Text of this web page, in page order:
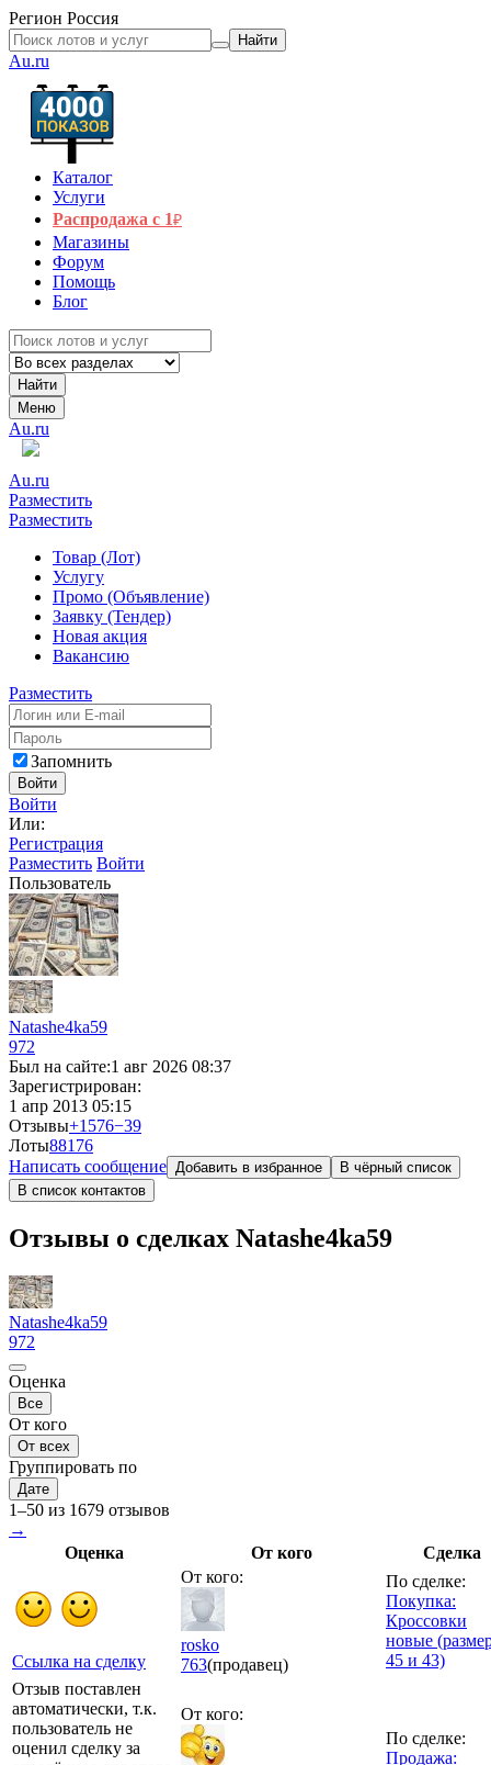
Регион Россия
Найти
Au.ru
Каталог
Услуги
Распродажа с 1₽
Магазины
Форум
Помощь
Блог
Найти
Меню
Au.ru
Au.ru
Разместить
Разместить
Товар (Лот)
Услугу
Промо (Объявление)
Заявку (Тендер)
Новая акция
Вакансию
Разместить
Запомнить
Войти
Войти
Или:
Регистрация
Разместить Войти
Пользователь
Natashe4ka59
972
Был на сайте:1 авг 2026 08:37
Зарегистрирован:
1 апр 2013 05:15
Отзывы+1576−39
Лоты88176
Написать сообщение Добавить в избранное
В чёрный список
В список контактов
Отзывы о сделках Natashe4ka59
Natashe4ka59
972
Оценка
Все
От кого
От всех
Группировать по
Дате
1–50 из 1679 отзывов
→
Оценка
От кого Сделка
Ссылка на сделку
От кого:
rosko
763(продавец)
По сделке:
Покупка:
Кроссовки
новые
45 и 43)
Отзыв поставлен
автоматически, т.к.
пользователь не
оценил сделку за
От кого:
По сделке:
Продажа: